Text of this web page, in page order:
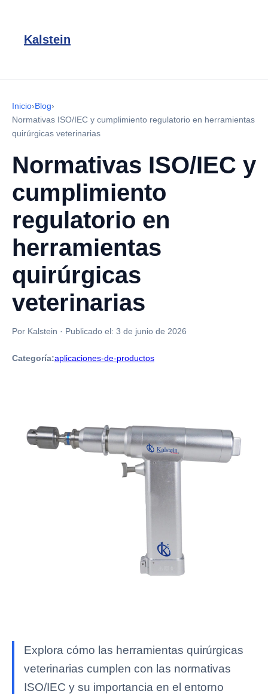
Kalstein
Inicio›Blog›
Normativas ISO/IEC y cumplimiento regulatorio en herramientas
quirúrgicas veterinarias
Normativas ISO/IEC y
cumplimiento
regulatorio en
herramientas
quirúrgicas
veterinarias
Por Kalstein · Publicado el: 3 de junio de 2026
Categoría:aplicaciones-de-productos
Explora cómo las herramientas quirúrgicas
veterinarias cumplen con las normativas
ISO/IEC y su importancia en el entorno